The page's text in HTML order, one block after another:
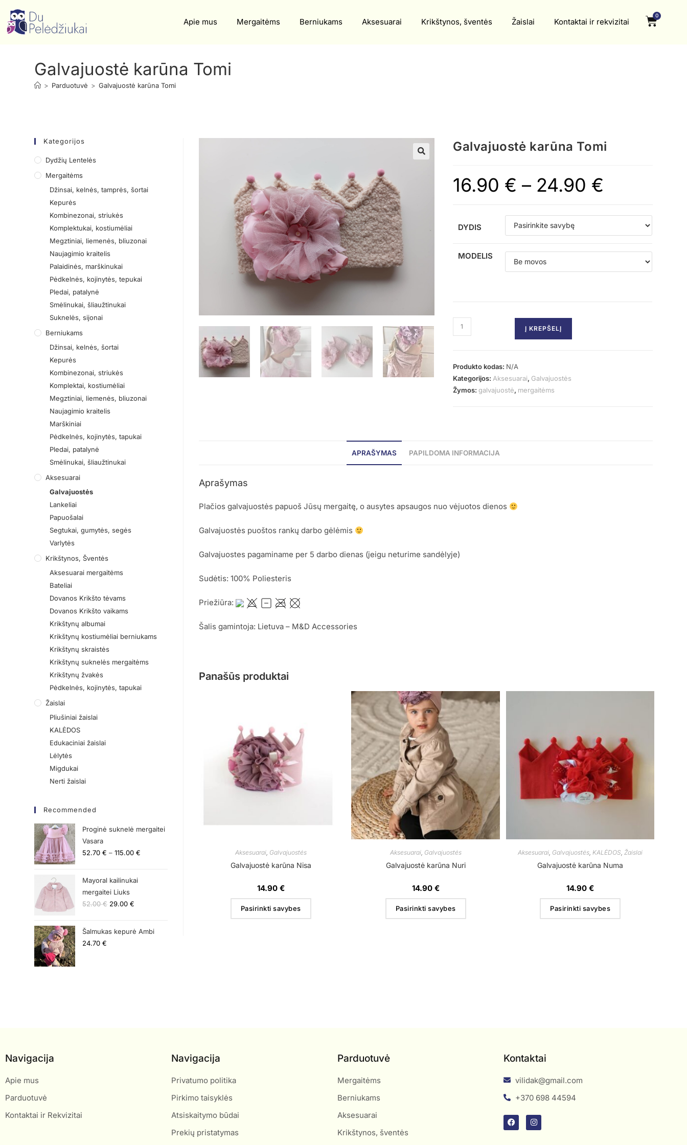
Apie mus Mergaitėms Berniukams Aksesuarai Krikštynos, šventės Žaislai Kontaktai ir rekvizitai
0
Galvajuostė karūna Tomi
> Parduotuvė > Galvajuostė karūna Tomi
Galvajuostė karūna Tomi
16.90 € – 24.90 €
DYDIS
MODELIS
Į KREPŠELĮ
Produkto kodas: N/A
Kategorijos: Aksesuarai, Galvajuostės
Žymos: galvajuostė, mergaitėms
APRAŠYMAS PAPILDOMA INFORMACIJA
Aprašymas
Plačios galvajuostės papuoš Jūsų mergaitę, o ausytes apsaugos nuo vėjuotos dienos
Galvajuostės puoštos rankų darbo gėlėmis
Galvajuostes pagaminame per 5 darbo dienas (jeigu neturime sandėlyje)
Sudėtis: 100% Poliesteris
Priežiūra:
Šalis gamintoja: Lietuva – M&D Accessories
Panašūs produktai
Aksesuarai, Galvajuostės
Galvajuostė karūna Nisa
14.90 €
Pasirinkti savybes
Aksesuarai, Galvajuostės
Galvajuostė karūna Nuri
14.90 €
Pasirinkti savybes
Aksesuarai, Galvajuostės,KALĖDOS,Žaislai
Galvajuostė karūna Numa
14.90€
Pasirinkti savybes
Kategorijos
Dydžių Lentelės
Mergaitėms
Džinsai, kelnės, tamprės, šortai
Kepurės
Kombinezonai, striukės
Komplektukai, kostiumėliai
Megztiniai, liemenės, bliuzonai
Naujagimio kraitelis
Palaidinės, marškinukai
Pėdkelnės, kojinytės, tepukai
Pledai, patalynė
Smėlinukai, šliaužtinukai
Suknelės, sijonai
Berniukams
Džinsai, kelnės, šortai
Kepurės
Kombinezonai, striukės
Komplektai, kostiumėliai
Megztiniai, liemenės, bliuzonai
Naujagimio kraitelis
Marškiniai
Pėdkelnės, kojinytės, tapukai
Pledai, patalynė
Smėlinukai, šliaužtinukai
Aksesuarai
Galvajuostės
Lankeliai
Papuošalai
Segtukai, gumytės, segės
Varlytės
Krikštynos, Šventės
Aksesuarai mergaitėms
Bateliai
Dovanos Krikšto tėvams
Dovanos Krikšto vaikams
Krikštynų albumai
Krikštynų kostiumėliai berniukams
Krikštynų skraistės
Krikštynų suknelės mergaitėms
Krikštynų žvakės
Pėdkelnės, kojinytės, tapukai
Žaislai
Pliušiniai žaislai
KALĖDOS
Edukaciniai žaislai
Lėlytės
Migdukai
Nerti žaislai
Recommended
Proginė suknelė mergaitei
Vasara
52.70€ – 115.00€
Mayoral kailinukai
mergaitei Liuks
52.00€ 29.00€
Šalmukas kepurė Ambi
24.70€
Navigacija
Apie mus
Parduotuvė
Kontaktai ir Rekvizitai
Navigacija
Privatumo politika
Pirkimo taisyklės
Atsiskaitymo būdai
Prekių pristatymas
Parduotuvė
Mergaitėms
Berniukams
Aksesuarai
Krikštynos, šventės
Kontaktai
vilidak@gmail.com
+370 698 44594